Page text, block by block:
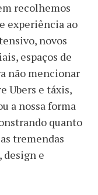
recolhemos
experiência ao
novos
espaços de
não mencionar
Ubers e táxis,
a nossa forma
quanto
tremendas
design e